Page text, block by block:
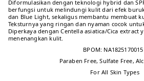
Diformulasikan dengan teknologi hybrid dan
berfungsi untuk melindungi kulit dari efek buruk
dan Blue Light, sekaligus membantu membuat
Teksturnya yang ringan dan nyaman cocok
Diperkaya dengan Centella asiatica/Cica extract
menenangkan kulit.
BPOM:
Paraben Free, Sulfate Free,
For All Skin Types